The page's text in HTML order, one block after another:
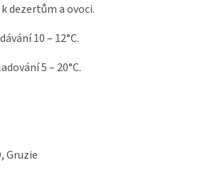
dezertům a ovoci.
10 – 12°C.
5 – 20°C.
Gruzie